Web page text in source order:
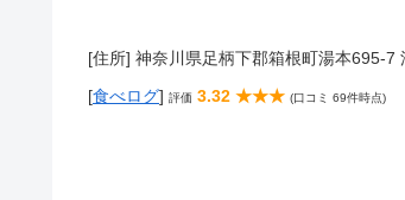
[住所] 神奈川県足柄下郡箱根町湯本695-7
[食べログ] 評価 3.32 ★★★ (口コミ 69件時点)